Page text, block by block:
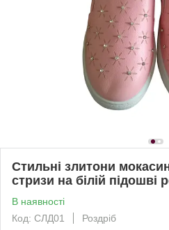
Стильні злитони
стризи на білій підошві
В наявності
Код: СЛД01
Роздріб